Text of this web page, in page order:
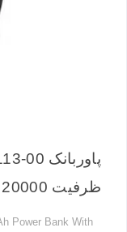
ظرفیت 20000 میلی آمپرساعت توان 15 وات
Power Bank With